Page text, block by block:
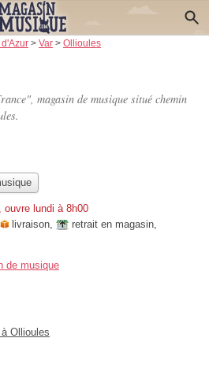
> Var > Ollioules
magasin de musique situé chemin
ouvre lundi à 8h00
livraison, retrait en magasin,
de musique
Ollioules